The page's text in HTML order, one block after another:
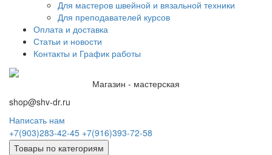
Для мастеров швейной и вязальной техники
Для преподавателей курсов
Оплата и доставка
Статьи и новости
Контакты и График работы
Магазин - мастерская
shop@shv-dr.ru
Написать нам
+7(903)283-42-45 +7(916)393-72-58
Товары по категориям